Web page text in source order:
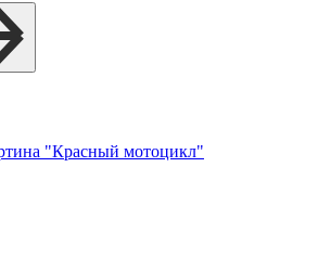
"Красный мотоцикл"